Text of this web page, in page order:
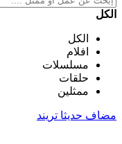
الكل
الكل
افلام
مسلسلات
حلقات
ممثلين
مضاف حديثا تريند